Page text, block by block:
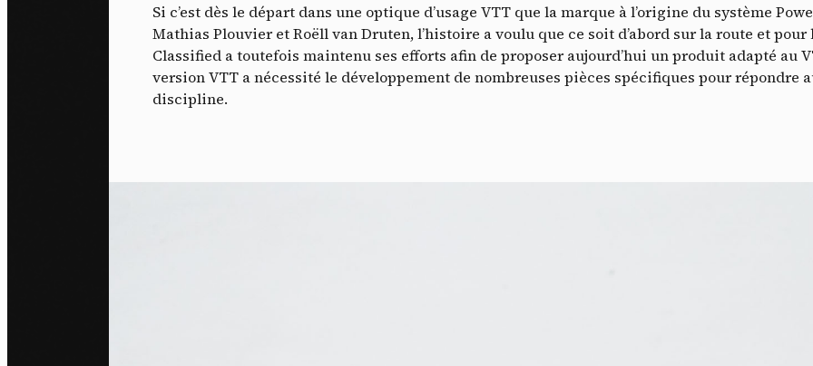
Si c’est dès le départ dans une optique d’usage VTT que la marque à l’origine du système
Mathias Plouvier et Roëll van Druten, l’histoire a voulu que ce soit d’abord sur la route et
Classified a toutefois maintenu ses efforts afin de proposer aujourd’hui un produit adapté au
version VTT a nécessité le développement de nombreuses pièces spécifiques pour répondre
discipline.